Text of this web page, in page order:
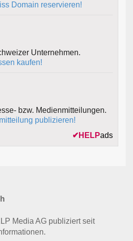
Domain reservieren!
Unternehmen.
kaufen!
bzw. Medienmitteilungen.
publizieren!
✔ HELPads
Media AG publiziert seit